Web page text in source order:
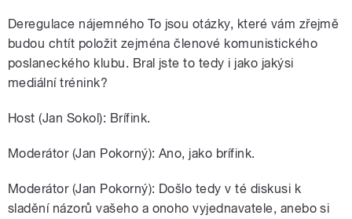
Deregulace nájemného To jsou otázky, které vám zřejmě
budou chtít položit zejména členové komunistického
poslaneckého klubu. Bral jste to tedy i jako jakýsi
mediální trénink?
Host (Jan Sokol): Brífink.
Moderátor (Jan Pokorný): Ano, jako brífink.
Moderátor (Jan Pokorný): Došlo tedy v té diskusi k
sladění názorů vašeho a onoho vyjednavatele, anebo si